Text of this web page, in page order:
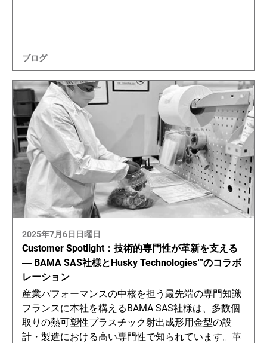
ブログ
2025年7月6日日曜日
Customer Spotlight：技術的専門性が革新を支える
― BAMA SAS社様とHusky Technologies™のコラボ
レーション
産業パフォーマンスの中核を担う最先端の専門知識
フランスに本社を構えるBAMA SAS社様は、多数個
取りの熱可塑性プラスチック射出成形用金型の設
計・製造における高い専門性で知られています。革